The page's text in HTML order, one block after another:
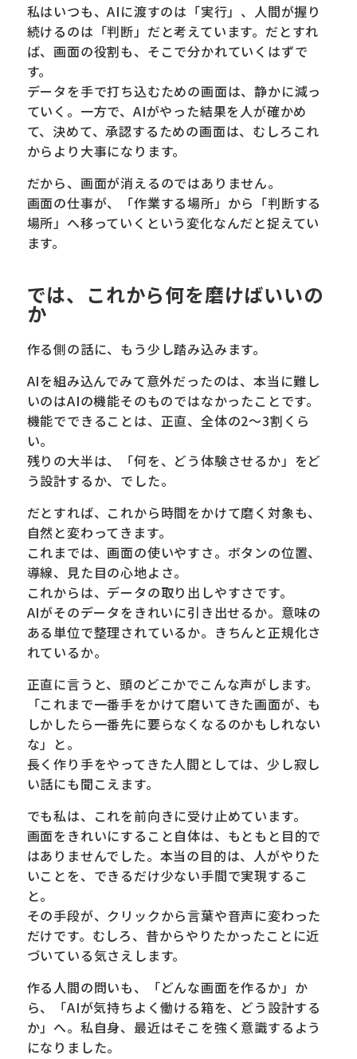
私はいつも、AIに渡すのは「実行」、人間が握り
続けるのは「判断」だと考えています。だとすれ
ば、画面の役割も、そこで分かれていくはずで
す。
データを手で打ち込むための画面は、静かに減っ
ていく。一方で、AIがやった結果を人が確かめ
て、決めて、承認するための画面は、むしろこれ
からより大事になります。
だから、画面が消えるのではありません。
画面の仕事が、「作業する場所」から「判断する
場所」へ移っていくという変化なんだと捉えてい
ます。
では、これから何を磨けばいいの
か
作る側の話に、もう少し踏み込みます。
AIを組み込んでみて意外だったのは、本当に難し
いのはAIの機能そのものではなかったことです。
機能でできることは、正直、全体の2〜3割くら
い。
残りの大半は、「何を、どう体験させるか」をど
う設計するか、でした。
だとすれば、これから時間をかけて磨く対象も、
自然と変わってきます。
これまでは、画面の使いやすさ。ボタンの位置、
導線、見た目の心地よさ。
これからは、データの取り出しやすさです。
AIがそのデータをきれいに引き出せるか。意味の
ある単位で整理されているか。きちんと正規化さ
れているか。
正直に言うと、頭のどこかでこんな声がします。
「これまで一番手をかけて磨いてきた画面が、も
しかしたら一番先に要らなくなるのかもしれない
な」と。
長く作り手をやってきた人間としては、少し寂し
い話にも聞こえます。
でも私は、これを前向きに受け止めています。
画面をきれいにすること自体は、もともと目的で
はありませんでした。本当の目的は、人がやりた
いことを、できるだけ少ない手間で実現するこ
と。
その手段が、クリックから言葉や音声に変わった
だけです。むしろ、昔からやりたかったことに近
づいている気さえします。
作る人間の問いも、「どんな画面を作るか」か
ら、「AIが気持ちよく働ける箱を、どう設計する
か」へ。私自身、最近はそこを強く意識するよう
になりました。